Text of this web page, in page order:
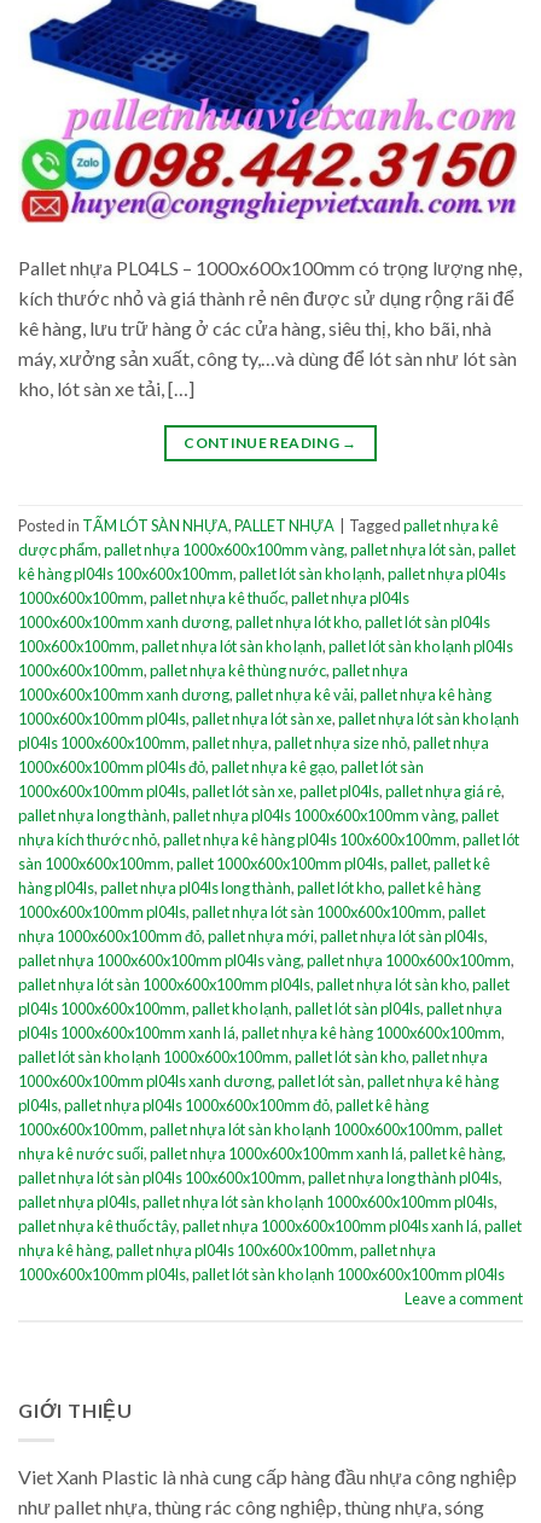
Pallet nhựa PL04LS – 1000x600x100mm có trọng lượng nhẹ,
kích thước nhỏ và giá thành rẻ nên được sử dụng rộng rãi để
kê hàng, lưu trữ hàng ở các cửa hàng, siêu thị, kho bãi, nhà
máy, xưởng sản xuất, công ty,…và dùng để lót sàn như lót sàn
kho, lót sàn xe tải, […]
CONTINUE READING →
Posted in TẤM LÓT SÀN NHỰA,PALLET NHỰA Taggedpallet nhựa kê
dược phẩm,pallet nhựa 1000x600x100mm vàng,pallet nhựa lót sàn,pallet
kê hàng pl04ls 100x600x100mm,pallet lót sàn kho lạnh,pallet nhựa pl04ls
1000x600x100mm,pallet nhựa kê thuốc,pallet nhựa pl04ls
1000x600x100mm xanh dương,pallet nhựa lót kho,pallet lót sàn pl04ls
100x600x100mm,pallet nhựa lót sàn kho lạnh,pallet lót sàn kho lạnh pl04ls
1000x600x100mm,pallet nhựa kê thùng nước,pallet nhựa
1000x600x100mm xanh dương,pallet nhựa kê vải,pallet nhựa kê hàng
1000x600x100mm pl04ls,pallet nhựa lót sàn xe,pallet nhựa lót sàn kho lạnh
pl04ls 1000x600x100mm,pallet nhựa,pallet nhựa size nhỏ,pallet nhựa
1000x600x100mm pl04ls đỏ,pallet nhựa kê gạo,pallet lót sàn
1000x600x100mm pl04ls,pallet lót sàn xe,pallet pl04ls,pallet nhựa giá rẻ,
pallet nhựa long thành,pallet nhựa pl04ls 1000x600x100mm vàng,pallet
nhựa kích thước nhỏ,pallet nhựa kê hàng pl04ls 100x600x100mm,pallet lót
sàn 1000x600x100mm,pallet 1000x600x100mm pl04ls,pallet,pallet kê
hàng pl04ls,pallet nhựa pl04ls long thành,pallet lót kho,pallet kê hàng
1000x600x100mm pl04ls,pallet nhựa lót sàn 1000x600x100mm,pallet
nhựa 1000x600x100mm đỏ,pallet nhựa mới,pallet nhựa lót sàn pl04ls,
pallet nhựa 1000x600x100mm pl04ls vàng,pallet nhựa 1000x600x100mm,
pallet nhựa lót sàn 1000x600x100mm pl04ls,pallet nhựa lót sàn kho,pallet
pl04ls 1000x600x100mm,pallet kho lạnh,pallet lót sàn pl04ls,pallet nhựa
pl04ls 1000x600x100mm xanh lá,pallet nhựa kê hàng 1000x600x100mm,
pallet lót sàn kho lạnh 1000x600x100mm,pallet lót sàn kho,pallet nhựa
1000x600x100mm pl04ls xanh dương,pallet lót sàn,pallet nhựa kê hàng
pl04ls,pallet nhựa pl04ls 1000x600x100mm đỏ,pallet kê hàng
1000x600x100mm,pallet nhựa lót sàn kho lạnh 1000x600x100mm,pallet
nhựa kê nước suối,pallet nhựa 1000x600x100mm xanh lá,pallet kê hàng,
pallet nhựa lót sàn pl04ls 100x600x100mm,pallet nhựa long thành pl04ls,
pallet nhựa pl04ls,pallet nhựa lót sàn kho lạnh 1000x600x100mm pl04ls,
pallet nhựa kê thuốc tây,pallet nhựa 1000x600x100mm pl04ls xanh lá,pallet
nhựa kê hàng,pallet nhựa pl04ls 100x600x100mm,pallet nhựa
1000x600x100mm pl04ls,pallet lót sàn kho lạnh 1000x600x100mm pl04ls
Leave a comment
GIỚI THIỆU
Viet Xanh Plastic là nhà cung cấp hàng đầu nhựa công nghiệp
như pallet nhựa, thùng rác công nghiệp, thùng nhựa, sóng